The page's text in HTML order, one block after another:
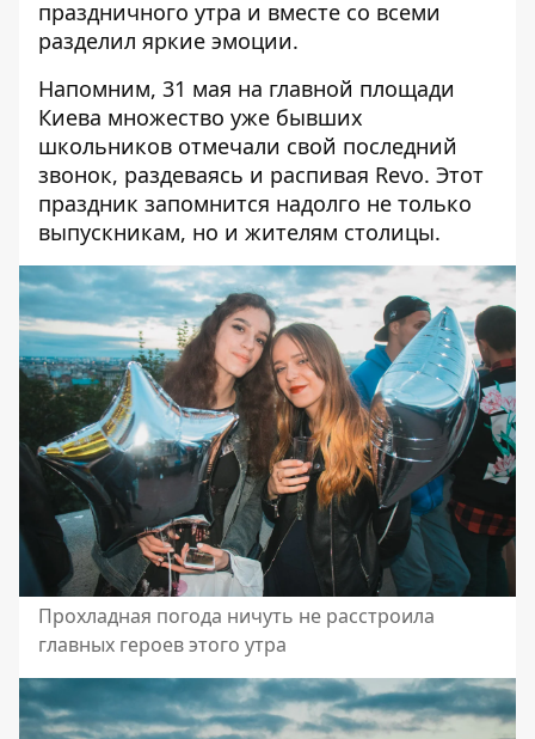
праздничного утра и вместе со всеми
разделил яркие эмоции.
Напомним, 31 мая на главной площади
Киева множество уже бывших
школьников отмечали свой последний
звонок, раздеваясь и распивая Revo. Этот
праздник запомнится надолго не только
выпускникам, но и жителям столицы.
Прохладная погода ничуть не расстроила
главных героев этого утра